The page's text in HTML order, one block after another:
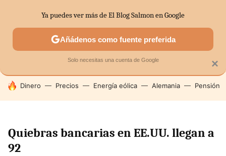
SECTORES ECONOMÍA DOMÉSTICA MERCADOS
HOY SE HABLA DE
Dinero Precios Energía eólica Alemania Pensión
Quiebras bancarias en EE.UU. llegan a
92
×
Ya puedes ver más de El Blog Salmon en Google
Añádenos como fuente preferida
Solo necesitas una cuenta de Google